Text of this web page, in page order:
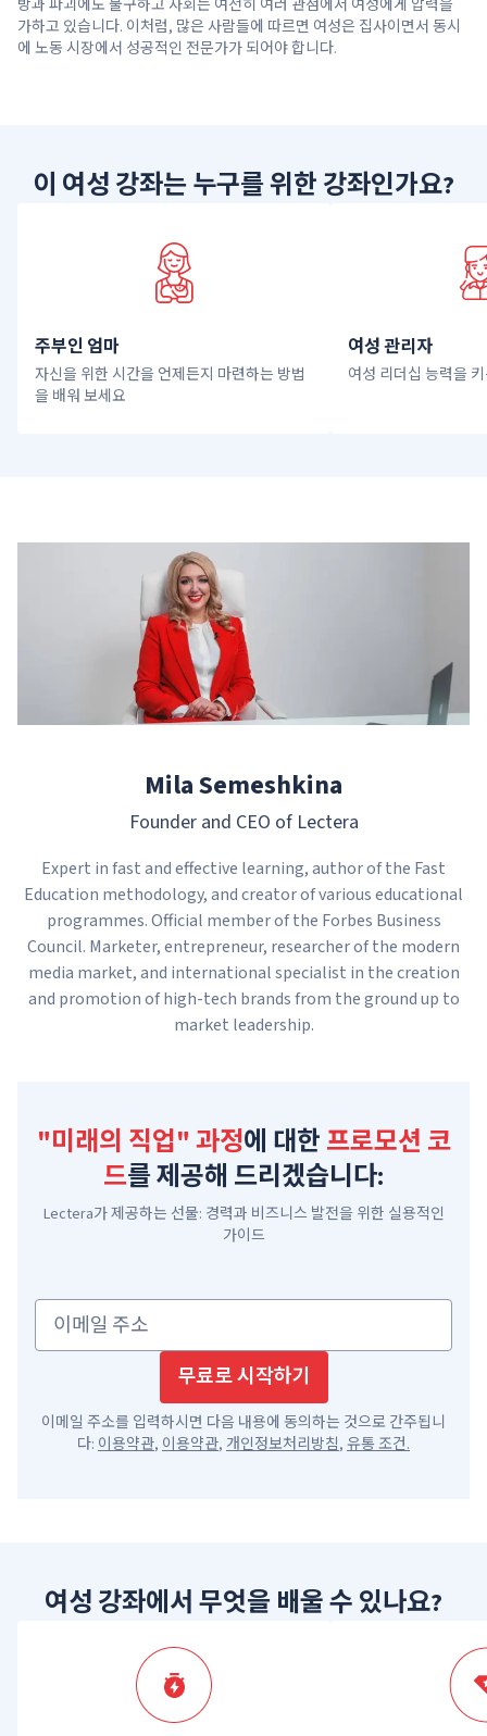
방과 파괴에도 불구하고 사회는 여전히 여러 관점에서 여성에게 압력을
가하고 있습니다. 이처럼, 많은 사람들에 따르면 여성은 집사이면서 동시
에 노동 시장에서 성공적인 전문가가 되어야 합니다.
이 여성 강좌는 누구를 위한 강좌인가요?
주부인 엄마
자신을 위한 시간을 언제든지 마련하는 방법
을 배워 보세요
여성 관리자
여성 리더십 능력을
Mila Semeshkina
Founder and CEO of Lectera
Expert in fast and effective learning, author of the Fast
Education methodology, and creator of various educational
programmes. Official member of the Forbes Business
Council. Marketer, entrepreneur, researcher of the modern
media market, and international specialist in the creation
and promotion of high-tech brands from the ground up to
market leadership.
"미래의 직업" 과정에 대한 프로모션 코
드를 제공해 드리겠습니다:
Lectera가 제공하는 선물: 경력과 비즈니스 발전을 위한 실용적인
가이드
이메일 주소
무료로 시작하기
이메일 주소를 입력하시면 다음 내용에 동의하는 것으로 간주됩니
다: 이용약관, 이용약관, 개인정보처리방침, 유통 조건.
여성 강좌에서 무엇을 배울 수 있나요?